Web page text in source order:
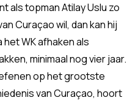
als topman Atilay Uslu zo
Curaçao wil, dan kan hij
WK afhaken als
minimaal nog vier jaar.
op het grootste
van Curaçao, hoort